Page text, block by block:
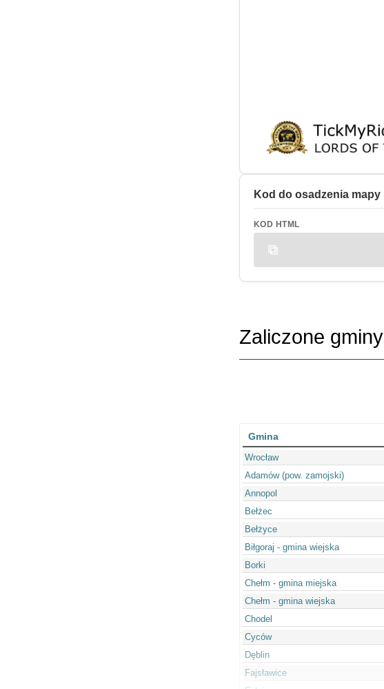
Kod do osadzenia mapy
KOD HTML
Zaliczone gminy
Gmina
Wrocław
Adamów (pow. zamojski)
Annopol
Bełżec
Bełżyce
Biłgoraj - gmina wiejska
Borki
Chełm - gmina miejska
Chełm - gmina wiejska
Chodel
Cyców
Dęblin
Fajsławice